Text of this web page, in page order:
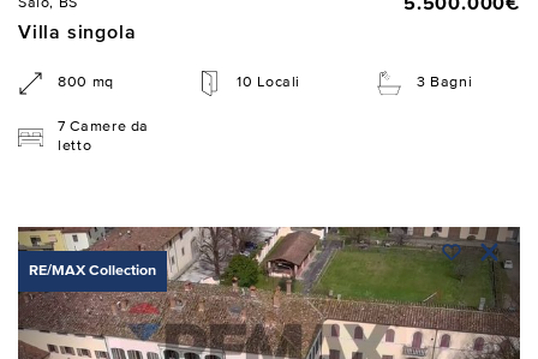
Salò, BS
Villa singola
800 mq 10 Locali 3 Bagni
7 Camere da
letto
RE/MAX Collection